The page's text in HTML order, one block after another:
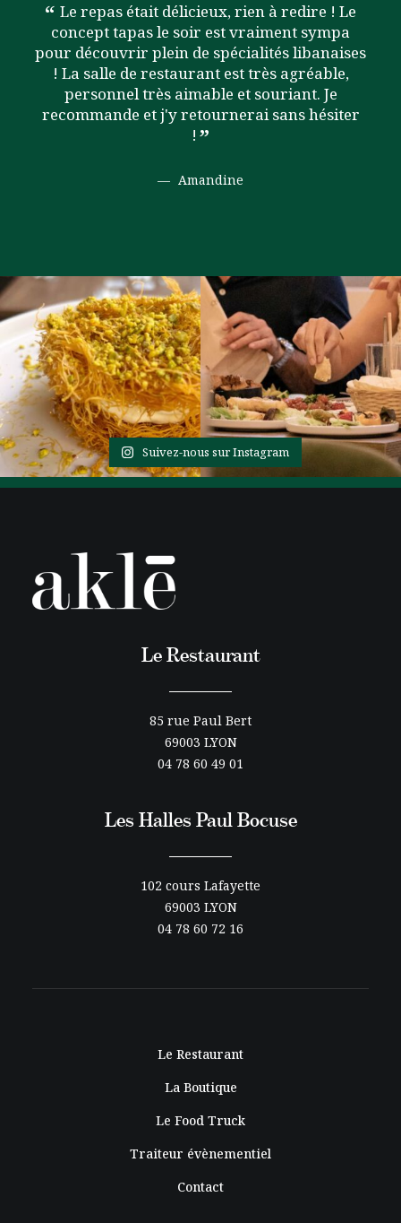
Le repas était délicieux, rien à redire ! Le
concept tapas le soir est vraiment sympa
pour découvrir plein de spécialités libanaises
! La salle de restaurant est très agréable,
personnel très aimable et souriant. Je
recommande et j'y retournerai sans hésiter
!
Amandine
Suivez-nous sur Instagram
Le Restaurant
85 rue Paul Bert
69003 LYON
04 78 60 49 01
Les Halles Paul Bocuse
102 cours Lafayette
69003 LYON
04 78 60 72 16
Le Restaurant
La Boutique
Le Food Truck
Traiteur évènementiel
Contact